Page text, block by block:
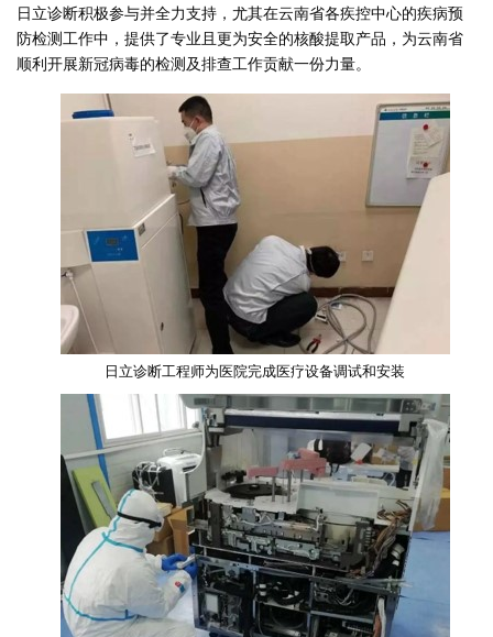
日立诊断积极参与并全力支持，尤其在云南省各疾控中心的疾病预
防检测工作中，提供了专业且更为安全的核酸提取产品，为云南省
顺利开展新冠病毒的检测及排查工作贡献一份力量。
日立诊断工程师为医院完成医疗设备调试和安装